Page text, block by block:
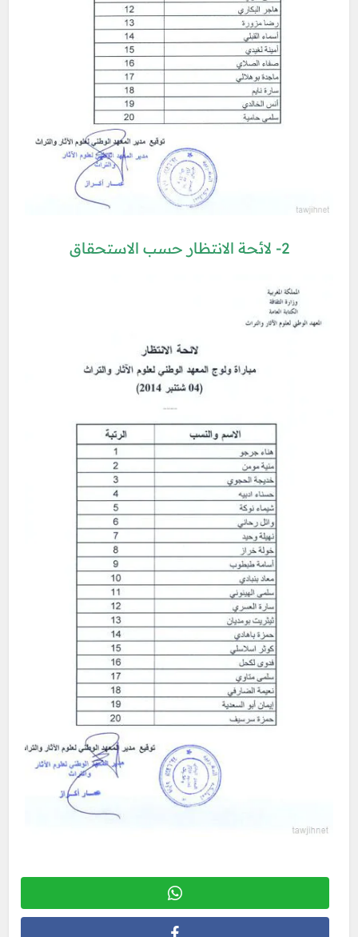
2- لائحة الانتظار حسب الاستحقاق